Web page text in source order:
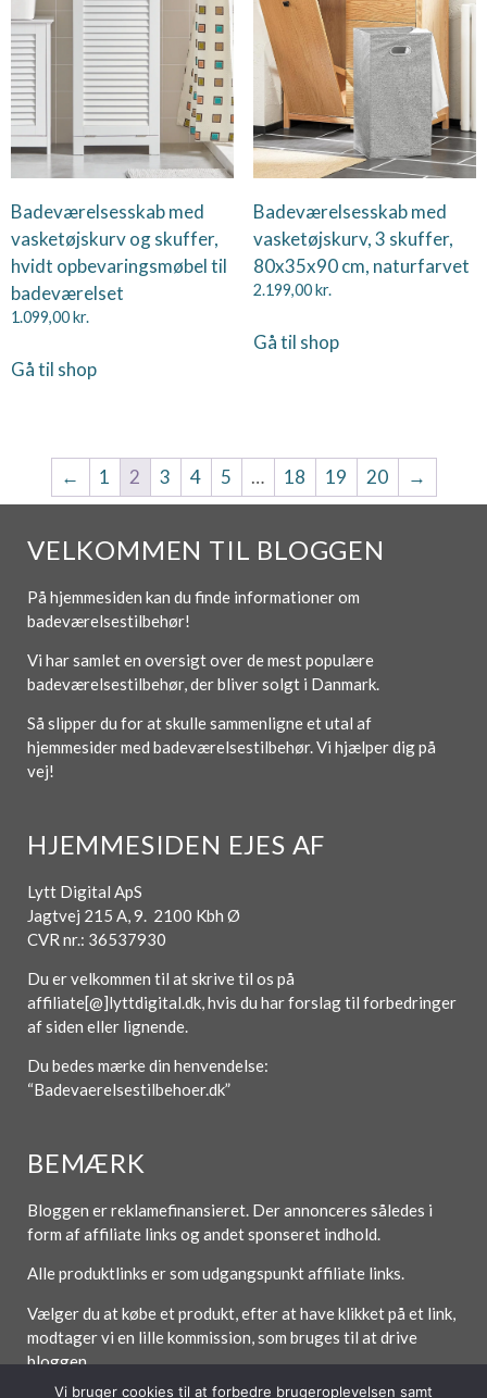
Badeværelsesskab med
vasketøjskurv og skuffer,
hvidt opbevaringsmøbel til
badeværelset
1.099,00kr.
Gå til shop
Badeværelsesskab med
vasketøjskurv, 3 skuffer,
80x35x90 cm, naturfarvet
2.199,00kr.
Gå til shop
← 1 2 3 4 5 … 18 19 20 →
VELKOMMEN TIL BLOGGEN
På hjemmesiden kan du finde informationer om
badeværelsestilbehør!
Vi har samlet en oversigt over de mest populære
badeværelsestilbehør, der bliver solgt i Danmark.
Så slipper du for at skulle sammenligne et utal af
hjemmesider med badeværelsestilbehør. Vi hjælper dig på
vej!
HJEMMESIDEN EJES AF
Lytt Digital ApS
Jagtvej 215 A, 9. 2100 Kbh Ø
CVR nr.: 36537930
Du er velkommen til at skrive til os på
affiliate[@]lyttdigital.dk, hvis du har forslag til forbedringer
af siden eller lignende.
Du bedes mærke din henvendelse:
“Badevaerelsestilbehoer.dk”
BEMÆRK
Bloggen er reklamefinansieret. Der annonceres således i
form af affiliate links og andet sponseret indhold.
Alle produktlinks er som udgangspunkt affiliate links.
Vælger du at købe et produkt, efter at have klikket på et link,
modtager vi en lille kommission, som bruges til at drive
bloggen.
Vi bruger cookies til at forbedre brugeroplevelsen samt